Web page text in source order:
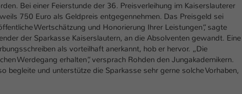
Bei einer Feierstunde der 36. Preisverleihung im Kaiserslauterer
750 Euro als Geldpreis entgegennehmen. Das Preisgeld sei
Wertschätzung und Honorierung Ihrer Leistungen“, sagte
der Sparkasse Kaiserslautern, an die Absolventen gewandt. Eine
als vorteilhaft anerkannt, hob er hervor. „Die
Werdegang erhalten“, versprach Rohden den Jungakademikern.
begleite und unterstütze die Sparkasse sehr gerne solche Vorhaben,
Ihrer vorgenommen Einstellungen, falls der
Webseiten-Betreiber dies eingestellt hat.
fe_typo_user / PHPSESSID
TYPO3